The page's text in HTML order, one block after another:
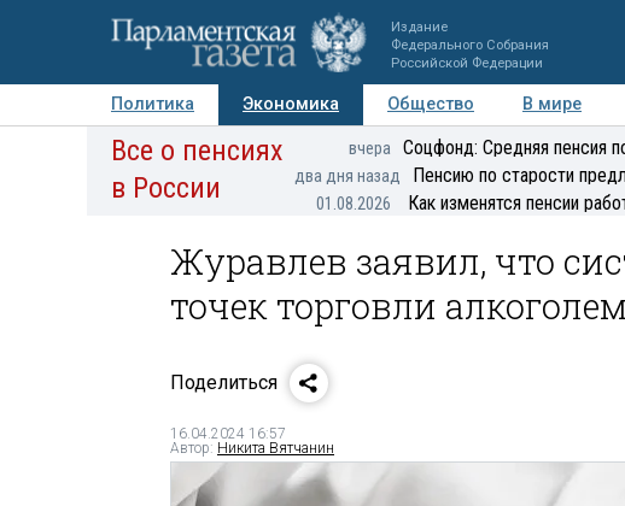
Издание
Федерального Собрания
Российской Федерации
Политика Экономика Общество В мире
Авторы Персоны Мнения Регионы
Все о пенсиях
в России
вчера Соцфонд: Средняя пенсия
два дня назад Пенсию по старости
01.08.2026 Как изменятся пенсии
Журавлев заявил, что
точек торговли
Поделиться
16.04.2024 16:57
Автор: Никита Вятчанин